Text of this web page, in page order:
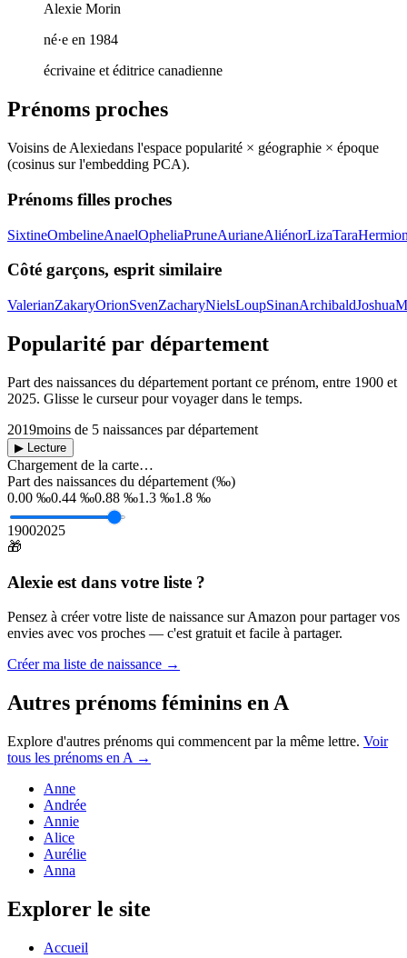
Alexie Morin
né·e en 1984
écrivaine et éditrice canadienne
Prénoms proches
Voisins de Alexiedans l'espace popularité × géographie × époque
(cosinus sur l'embedding PCA).
Prénoms filles proches
SixtineOmbelineAnaelOpheliaPruneAurianeAliénorLizaTara
Côté garçons, esprit similaire
ValerianZakaryOrionSvenZacharyNielsLoupSinanArchibaldJoshua
Popularité par département
Part des naissances du département portant ce prénom, entre 1900 et
2025. Glisse le curseur pour voyager dans le temps.
2019moins de 5 naissances par département
▶ Lecture
Chargement de la carte…
Part des naissances du département (‰)
0.00 ‰0.44 ‰0.88 ‰1.3 ‰1.8 ‰
19002025
🎁
Alexie est dans votre liste ?
Pensez à créer votre liste de naissance sur Amazon pour partager vos
envies avec vos proches — c'est gratuit et facile à partager.
Créer ma liste de naissance →
Autres prénoms féminins en A
Explore d'autres prénoms qui commencent par la même lettre. Voir
tous les prénoms en A →
Anne
Andrée
Annie
Alice
Aurélie
Anna
Explorer le site
Accueil